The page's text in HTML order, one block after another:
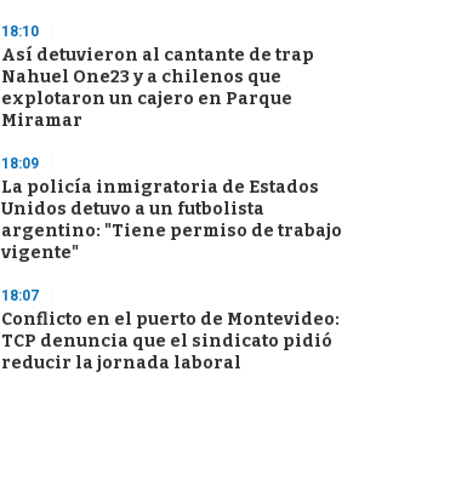
18:10
Así detuvieron al cantante de trap
Nahuel One23 y a chilenos que
explotaron un cajero en Parque
Miramar
18:09
La policía inmigratoria de Estados
Unidos detuvo a un futbolista
argentino: "Tiene permiso de trabajo
vigente"
18:07
Conflicto en el puerto de Montevideo:
TCP denuncia que el sindicato pidió
reducir la jornada laboral